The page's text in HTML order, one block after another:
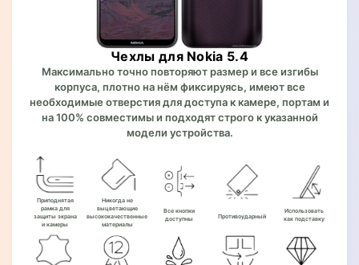
Чехлы для Nokia 5.4
Максимально точно повторяют размер и все изгибы
корпуса, плотно на нём фиксируясь, имеют все
необходимые отверстия для доступа к камере, портам и
на 100% совместимы и подходят строго к указанной
модели устройства.
Приподнятая
рамка для
защиты экрана
и камеры
Никогда не
выцветающие
высококачественные
материалы
Все кнопки
доступны
Противоударный
Использовать
как подставку